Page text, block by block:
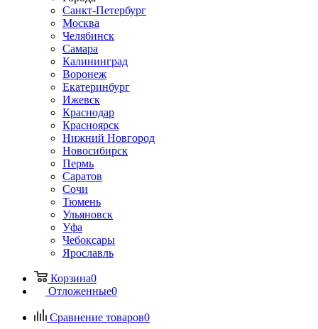
Санкт-Петербург
Москва
Челябинск
Самара
Калининград
Воронеж
Екатеринбург
Ижевск
Краснодар
Красноярск
Нижний Новгород
Новосибирск
Пермь
Саратов
Сочи
Тюмень
Ульяновск
Уфа
Чебоксары
Ярославль
Корзина0
Отложенные0
Сравнение товаров0